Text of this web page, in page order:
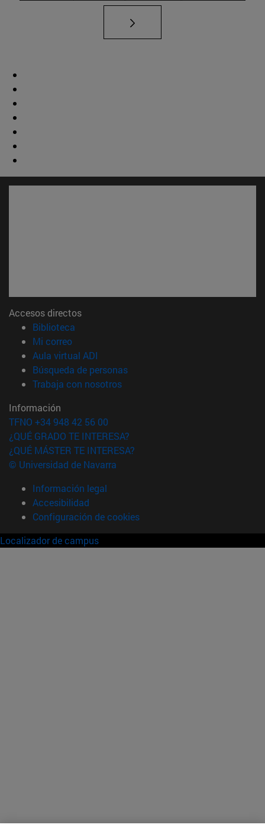
Accesos directos
Biblioteca
Mi correo(abre en nueva ventana)
Aula virtual ADI
Búsqueda de personas(abre en nueva ventana)
Trabaja con nosotros(abre en nueva ventana)
Información
TFNO +34 948 42 56 00
¿QUÉ GRADO TE INTERESA?
¿QUÉ MÁSTER TE INTERESA?
© Universidad de Navarra
Información legal
Accesibilidad
Configuración de cookies
Localizador de campus